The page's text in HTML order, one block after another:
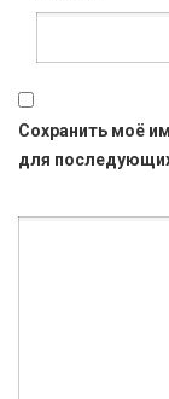
Сохранить моё
для